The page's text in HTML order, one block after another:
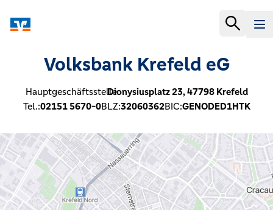
Volksbank Krefeld eG
Hauptgeschäftsstelle:Dionysiusplatz 23,47798 Krefeld
Tel.:02151 5670-0BLZ:32060362BIC:GENODED1HTK